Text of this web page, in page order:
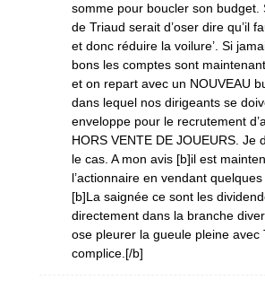
somme pour boucler son budget.
de Triaud serait d’oser dire qu’il
et donc réduire la voilure’. Si
bons les comptes sont
et on repart avec un NOUVEAU
dans lequel nos dirigeants se
enveloppe pour le recrutement
HORS VENTE DE JOUEURS. Je
le cas. A mon avis [b]il est
l’actionnaire en vendant
[b]La saignée ce sont les
directement dans la branche
ose pleurer la gueule pleine avec
complice.[/b]